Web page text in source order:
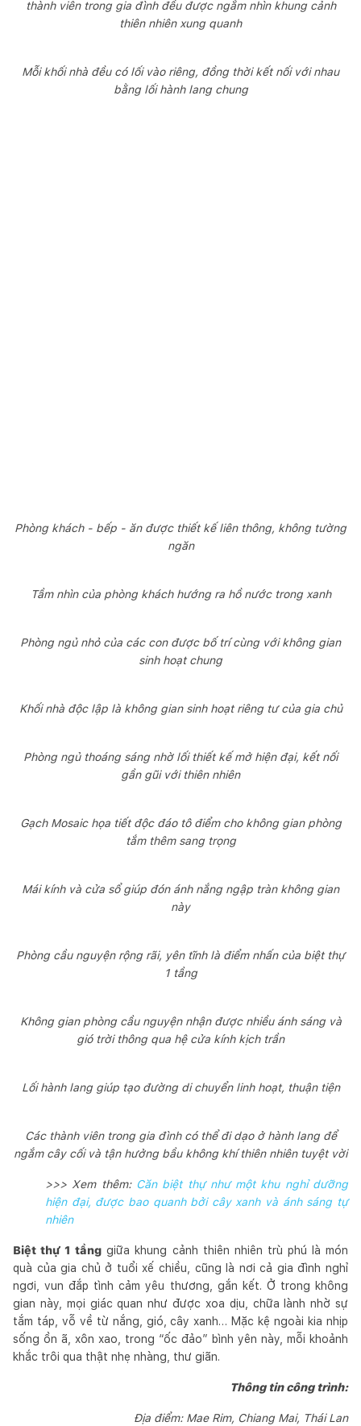
thành viên trong gia đình đều được ngắm nhìn khung cảnh
thiên nhiên xung quanh
Mỗi khối nhà đều có lối vào riêng, đồng thời kết nối với nhau
bằng lối hành lang chung
Phòng khách - bếp - ăn được thiết kế liên thông, không tường
ngăn
Tầm nhìn của phòng khách hướng ra hồ nước trong xanh
Phòng ngủ nhỏ của các con được bố trí cùng với không gian
sinh hoạt chung
Khối nhà độc lập là không gian sinh hoạt riêng tư của gia chủ
Phòng ngủ thoáng sáng nhờ lối thiết kế mở hiện đại, kết nối
gần gũi với thiên nhiên
Gạch Mosaic họa tiết độc đáo tô điểm cho không gian phòng
tắm thêm sang trọng
Mái kính và cửa sổ giúp đón ánh nắng ngập tràn không gian
này
Phòng cầu nguyện rộng rãi, yên tĩnh là điểm nhấn của biệt thự
1 tầng
Không gian phòng cầu nguyện nhận được nhiều ánh sáng và
gió trời thông qua hệ cửa kính kịch trần
Lối hành lang giúp tạo đường di chuyển linh hoạt, thuận tiện
Các thành viên trong gia đình có thể đi dạo ở hành lang để
ngắm cây cối và tận hưởng bầu không khí thiên nhiên tuyệt vời
>>> Xem thêm: Căn biệt thự như một khu nghỉ dưỡng
hiện đại, được bao quanh bởi cây xanh và ánh sáng tự
nhiên
Biệt thự 1 tầng giữa khung cảnh thiên nhiên trù phú là món
quà của gia chủ ở tuổi xế chiều, cũng là nơi cả gia đình nghỉ
ngơi, vun đắp tình cảm yêu thương, gắn kết. Ở trong không
gian này, mọi giác quan như được xoa dịu, chữa lành nhờ sự
tắm táp, vỗ về từ nắng, gió, cây xanh… Mặc kệ ngoài kia nhịp
sống ồn ã, xôn xao, trong “ốc đảo” bình yên này, mỗi khoảnh
khắc trôi qua thật nhẹ nhàng, thư giãn.
Thông tin công trình:
Địa điểm: Mae Rim, Chiang Mai, Thái Lan